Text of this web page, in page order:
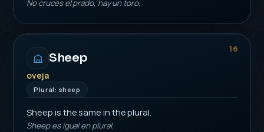
No cruces el prado, hay un toro.
16
Sheep
oveja
Plural: sheep
Sheep is the same in the plural.
Sheep es igual en plural.